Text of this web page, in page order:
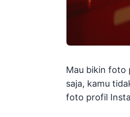
Mau bikin foto
saja, kamu
foto profil